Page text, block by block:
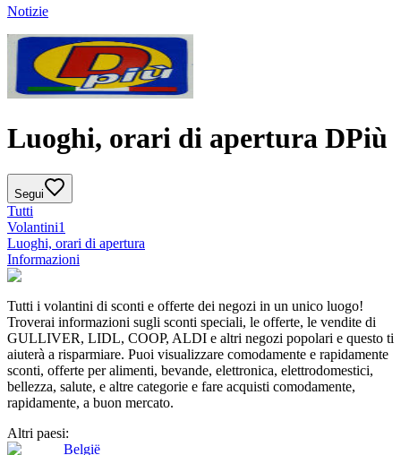
Notizie
Luoghi, orari di apertura DPiù
Segui
Tutti
Volantini1
Luoghi, orari di apertura
Informazioni
Tutti i volantini di sconti e offerte dei negozi in un unico luogo!
Troverai informazioni sugli sconti speciali, le offerte, le vendite di
GULLIVER, LIDL, COOP, ALDI e altri negozi popolari e questo ti
aiuterà a risparmiare. Puoi visualizzare comodamente e rapidamente
sconti, offerte per alimenti, bevande, elettronica, elettrodomestici,
bellezza, salute, e altre categorie e fare acquisti comodamente,
rapidamente, a buon mercato.
Altri paesi:
België